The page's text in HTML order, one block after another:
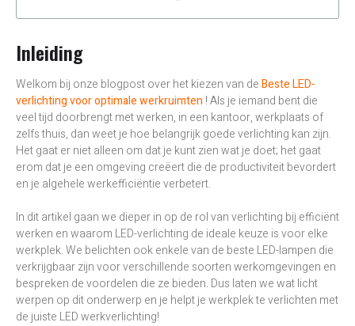
Inleiding
Welkom bij onze blogpost over het kiezen van deBeste LED-
verlichting voor optimale werkruimten ! Als je iemand bent die
veel tijd doorbrengt met werken, in een kantoor, werkplaats of
zelfs thuis, dan weet je hoe belangrijk goede verlichting kan zijn.
Het gaat er niet alleen om dat je kunt zien wat je doet; het gaat
erom dat je een omgeving creëert die de productiviteit bevordert
en je algehele werkefficiëntie verbetert.
In dit artikel gaan we dieper in op de rol van verlichting bij efficiënt
werken en waarom LED-verlichting de ideale keuze is voor elke
werkplek. We belichten ook enkele van de beste LED-lampen die
verkrijgbaar zijn voor verschillende soorten werkomgevingen en
bespreken de voordelen die ze bieden. Dus laten we wat licht
werpen op dit onderwerp en je helpt je werkplek te verlichten met
de juiste LED werkverlichting!